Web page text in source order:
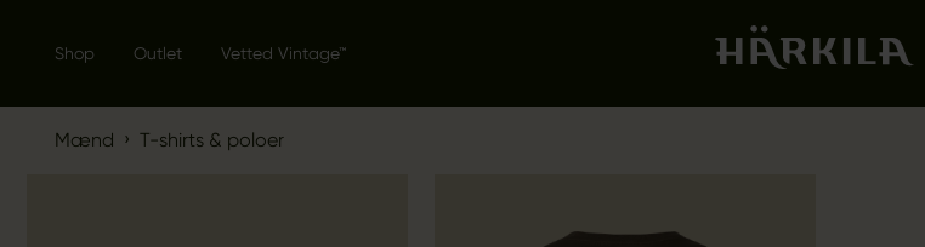
Shop Outlet Vetted Vintage™
Mænd › T-shirts & poloer